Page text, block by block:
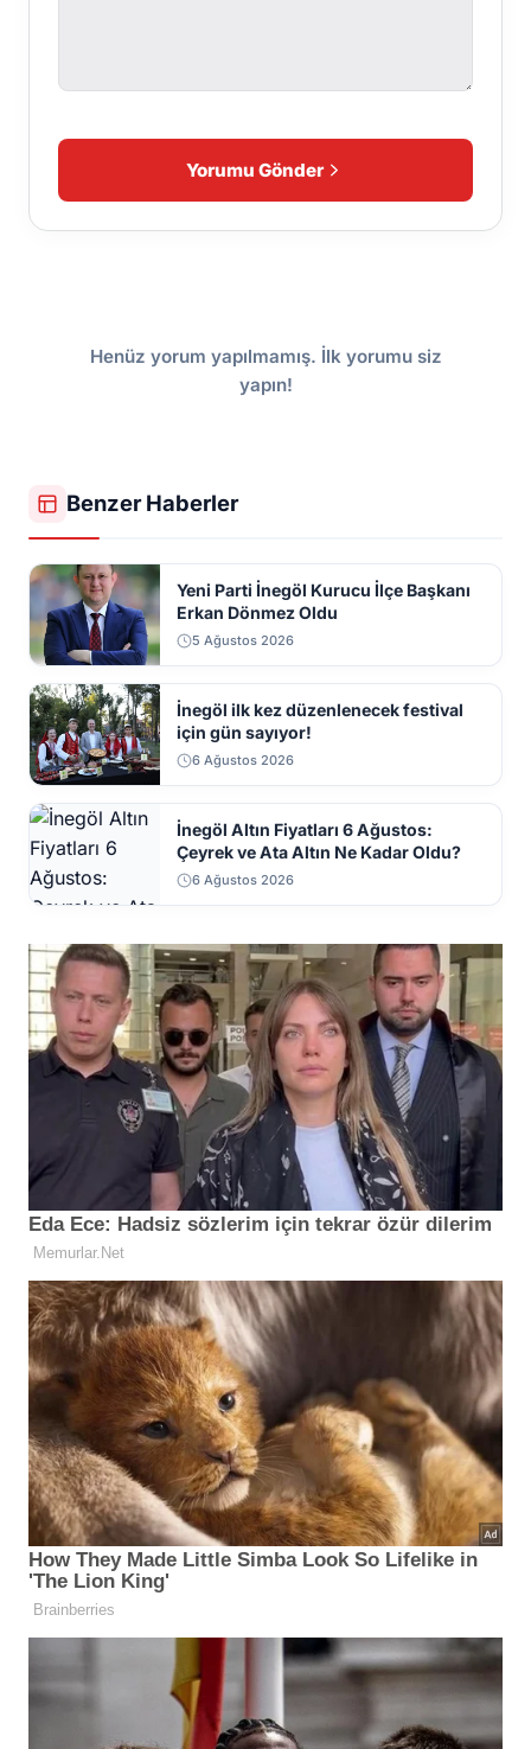
Yorumu Gönder
Henüz yorum yapılmamış. İlk yorumu siz
yapın!
Benzer Haberler
Yeni Parti İnegöl Kurucu İlçe Başkanı
Erkan Dönmez Oldu
5 Ağustos 2026
İnegöl ilk kez düzenlenecek festival
için gün sayıyor!
6 Ağustos 2026
İnegöl Altın Fiyatları 6 Ağustos:
Çeyrek ve Ata Altın Ne Kadar Oldu?
6 Ağustos 2026